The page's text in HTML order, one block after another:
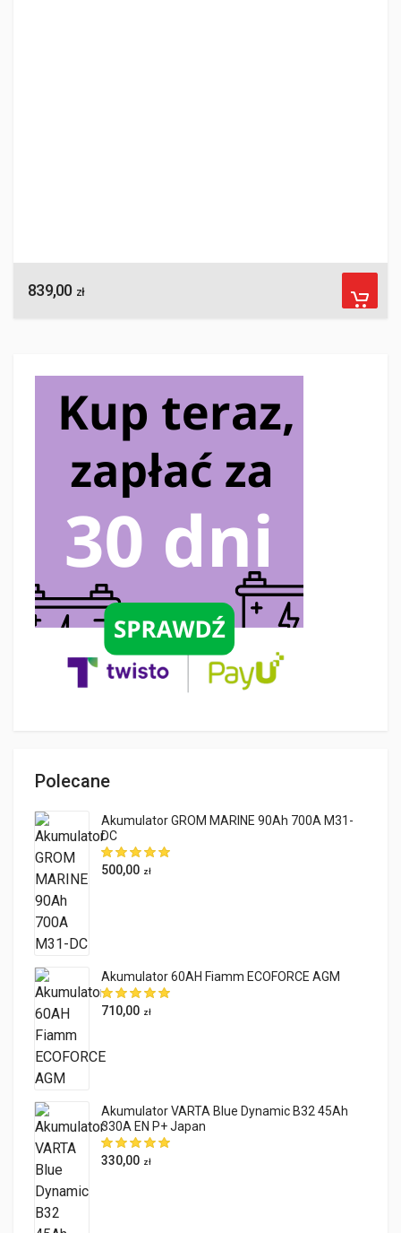
839,00 zł
Polecane
Akumulator GROM MARINE 90Ah 700A M31-
DC
500,00 zł
Akumulator 60AH Fiamm ECOFORCE AGM
710,00 zł
Akumulator VARTA Blue Dynamic B32 45Ah
330A EN P+ Japan
330,00 zł